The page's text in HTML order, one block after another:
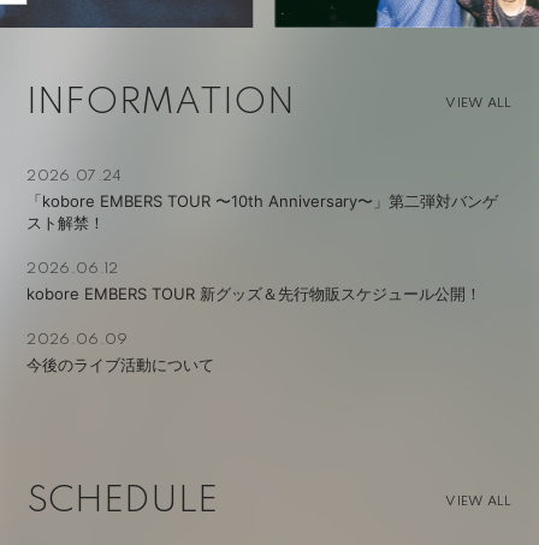
INFORMATION VIEW ALL
2026.07.24
「kobore EMBERS TOUR 〜10th Anniversary〜」第二弾対バンゲ
スト解禁！
2026.06.12
kobore EMBERS TOUR 新グッズ＆先行物販スケジュール公開！
2026.06.09
今後のライブ活動について
SCHEDULE VIEW ALL